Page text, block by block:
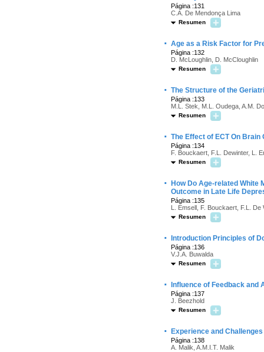
Página :131
C.A. De Mendonça Lima
Resumen
· Age as a Risk Factor for
Página :132
D. McLoughlin, D. McCloughlin
Resumen
· The Structure of the
Página :133
M.L. Stek, M.L. Oudega, A.M.
Resumen
· The Effect of ECT On
Página :134
F. Bouckaert, F.L. Dewinter, L.
Resumen
·
How Do Age-related White
Outcome in Late Life
Página :135
L. Emsell, F. Bouckaert, F.L.
Resumen
· Introduction Principles of
Página :136
V.J.A. Buwalda
Resumen
· Influence of Feedback and
Página :137
J. Beezhold
Resumen
· Experience and
Página :138
A. Malik, A.M.I.T. Malik